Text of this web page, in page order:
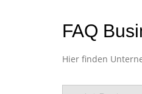
FAQ
Hier finden